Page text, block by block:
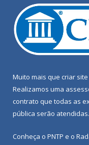
Muito mais que criar site
Realizamos uma
contrato que todas as
pública serão atendidas.
Conheça o PNTP e o